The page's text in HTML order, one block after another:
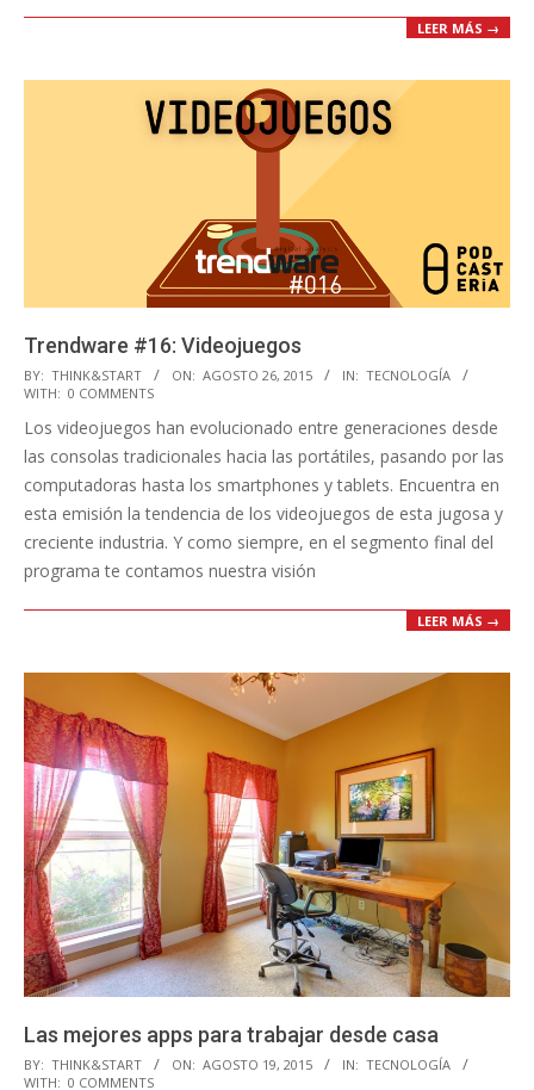
LEER MÁS →
Trendware #16: Videojuegos
2015-
08-
26
BY: THINK&START ON: AGOSTO 26, 2015 IN: TECNOLOGÍA
WITH: 0 COMMENTS
Los videojuegos han evolucionado entre generaciones desde
las consolas tradicionales hacia las portátiles, pasando por las
computadoras hasta los smartphones y tablets. Encuentra en
esta emisión la tendencia de los videojuegos de esta jugosa y
creciente industria. Y como siempre, en el segmento final del
programa te contamos nuestra visión
LEER MÁS →
Las mejores apps para trabajar desde casa
2015-
BY: THINK&START ON: AGOSTO 19, 2015 IN: TECNOLOGÍA
WITH: 0 COMMENTS